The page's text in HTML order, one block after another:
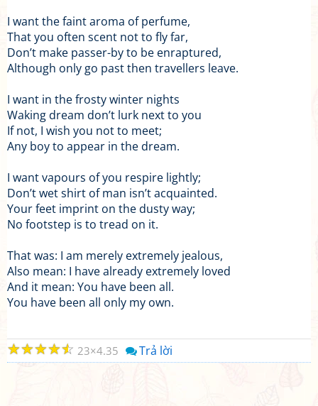
I want the faint aroma of perfume,
That you often scent not to fly far,
Don’t make passer-by to be enraptured,
Although only go past then travellers leave.
I want in the frosty winter nights
Waking dream don’t lurk next to you
If not, I wish you not to meet;
Any boy to appear in the dream.
I want vapours of you respire lightly;
Don’t wet shirt of man isn’t acquainted.
Your feet imprint on the dusty way;
No footstep is to tread on it.
That was: I am merely extremely jealous,
Also mean: I have already extremely loved
And it mean: You have been all.
You have been all only my own.
☆
☆
☆
☆
☆ 23 4.35 Trả lời